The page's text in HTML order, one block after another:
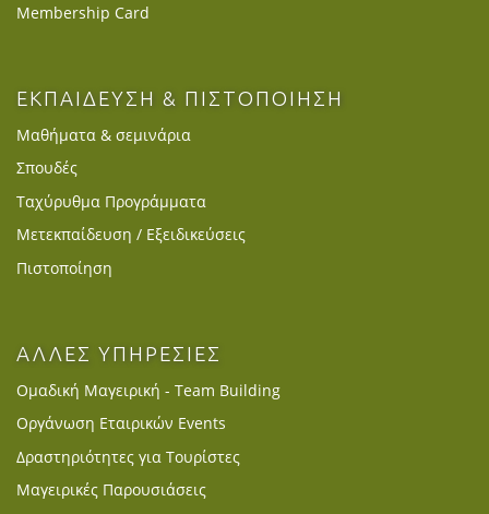
Membership Card
ΕΚΠΑΙΔΕΥΣΗ & ΠΙΣΤΟΠΟΙΗΣΗ
Μαθήματα & σεμινάρια
Σπουδές
Ταχύρυθμα Προγράμματα
Μετεκπαίδευση / Εξειδικεύσεις
Πιστοποίηση
ΑΛΛΕΣ ΥΠΗΡΕΣΙΕΣ
Ομαδική Μαγειρική - Team Building
Οργάνωση Εταιρικών Events
Δραστηριότητες για Τουρίστες
Μαγειρικές Παρουσιάσεις